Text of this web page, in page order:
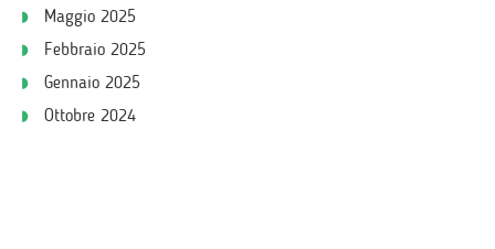
Maggio 2025
Febbraio 2025
Gennaio 2025
Ottobre 2024